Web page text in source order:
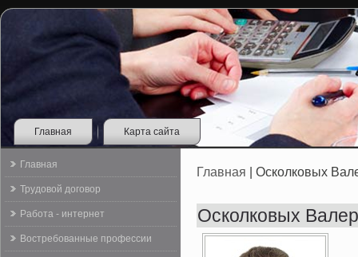
Главная Карта сайта
Главная
Трудовой договор
Работа - интернет
Востребованные профессии
Главная | Осколковых
Осколковых